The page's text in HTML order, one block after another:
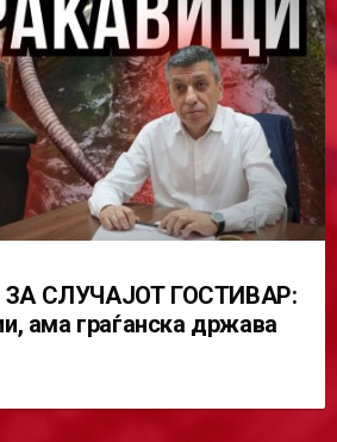
СЛУЧАЈОТ ГОСТИВАР:
ама граѓанска држава